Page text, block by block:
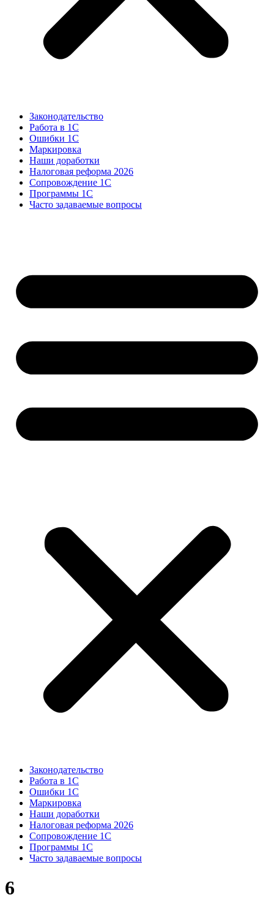
Законодательство
Работа в 1С
Ошибки 1С
Маркировка
Наши доработки
Налоговая реформа 2026
Сопровождение 1С
Программы 1С
Часто задаваемые вопросы
Законодательство
Работа в 1С
Ошибки 1С
Маркировка
Наши доработки
Налоговая реформа 2026
Сопровождение 1С
Программы 1С
Часто задаваемые вопросы
6